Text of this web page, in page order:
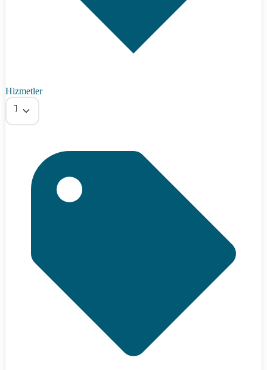
Hizmetler
Tümü